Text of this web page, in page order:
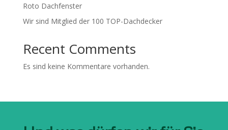
Roto Dachfenster
Wir sind Mitglied der 100 TOP-Dachdecker
Recent Comments
Es sind keine Kommentare vorhanden.